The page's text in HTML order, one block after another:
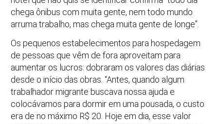
chega ônibus com muita gente, nem todo mundo
arruma trabalho, mas chega muita gente de longe”.
Os pequenos estabelecimentos para hospedagem
de pessoas que vêm de fora aproveitam para
aumentar os lucros: dobraram os valores das diárias
desde o início das obras. “Antes, quando algum
trabalhador migrante buscava nossa ajuda e
colocávamos para dormir em uma pousada, o custo
era de no máximo R$ 20. Hoje em dia, esse valor